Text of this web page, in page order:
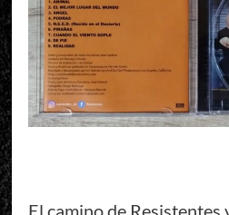
El camino de Resistentes